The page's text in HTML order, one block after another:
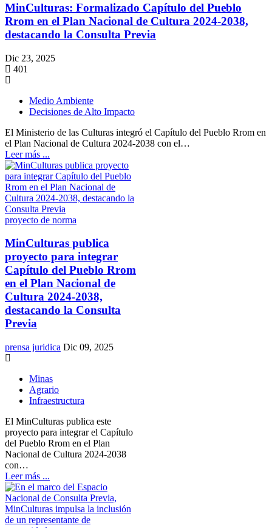
MinCulturas: Formalizado Capítulo del Pueblo
Rrom en el Plan Nacional de Cultura 2024-2038,
destacando la Consulta Previa
Dic 23, 2025
401
Medio Ambiente
Decisiones de Alto Impacto
El Ministerio de las Culturas integró el Capítulo del Pueblo Rrom en
el Plan Nacional de Cultura 2024-2038 con el…
Leer más ...
proyecto de norma
MinCulturas publica
proyecto para integrar
Capítulo del Pueblo Rrom
en el Plan Nacional de
Cultura 2024-2038,
destacando la Consulta
Previa
prensa juridica Dic 09, 2025
Minas
Agrario
Infraestructura
El MinCulturas publica este
proyecto para integrar el Capítulo
del Pueblo Rrom en el Plan
Nacional de Cultura 2024-2038
con…
Leer más ...